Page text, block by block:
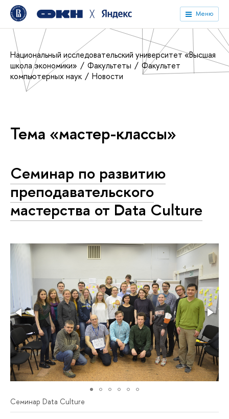
╳ Меню
Национальный исследовательский университет «Высшая
школа экономики»
Факультеты
Факультет
компьютерных наук
Новости
Тема «мастер-классы»
Cеминар по развитию
преподавательского
мастерства от Data Culture
Семинар Data Culture